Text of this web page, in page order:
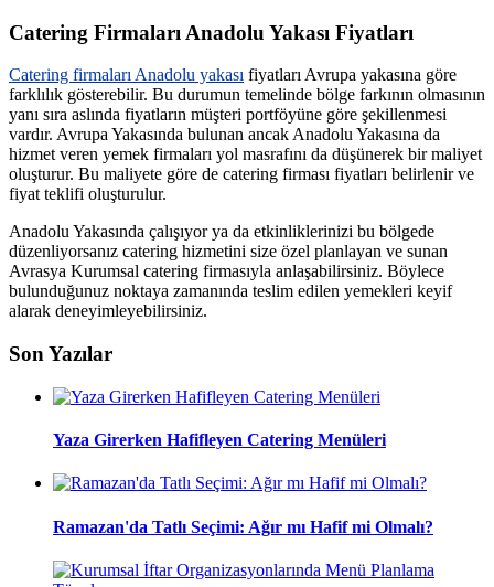
Catering Firmaları Anadolu Yakası Fiyatları
Catering firmaları Anadolu yakası fiyatları Avrupa yakasına göre
farklılık gösterebilir. Bu durumun temelinde bölge farkının olmasının
yanı sıra aslında fiyatların müşteri portföyüne göre şekillenmesi
vardır. Avrupa Yakasında bulunan ancak Anadolu Yakasına da
hizmet veren yemek firmaları yol masrafını da düşünerek bir maliyet
oluşturur. Bu maliyete göre de catering firması fiyatları belirlenir ve
fiyat teklifi oluşturulur.
Anadolu Yakasında çalışıyor ya da etkinliklerinizi bu bölgede
düzenliyorsanız catering hizmetini size özel planlayan ve sunan
Avrasya Kurumsal catering firmasıyla anlaşabilirsiniz. Böylece
bulunduğunuz noktaya zamanında teslim edilen yemekleri keyif
alarak deneyimleyebilirsiniz.
Son Yazılar
Yaza Girerken Hafifleyen Catering Menüleri
Ramazan'da Tatlı Seçimi: Ağır mı Hafif mi Olmalı?